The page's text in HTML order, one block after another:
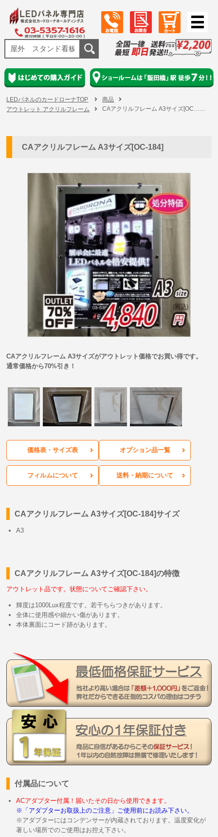
LEDパネルのカードローナTOP
商品
アウトレット アクリルフレーム
CAアクリルフレーム A3サイズ[OC……
CAアクリルフレーム A3サイズ[OC-184]
CAアクリルフレーム A3サイズがアウトレット価格でお買い得です。
通常価格から70%引き！
価格表・サイズ表 オプション品一覧
フィルムについて 送料・納期について
CAアクリルフレーム A3サイズ[OC-184]サイズ
A3
CAアクリルフレーム A3サイズ[OC-184]の特徴
アウトレット品です。状態についてご確認下さい。
輝度は1000Lux程度です。若干ちらつきがあります。
全体に使用感や細かい傷があります。
本体裏面にコード跡があります。
付属品について
ACアダプター付属！届いたその日から使用できます。
※「アダプターお取扱上のご注意」ご使用前にお読み下さい。
※アダプターにはコンデンサーが内蔵されております。温度変化が
著しい場所でのご使用はお控え下さい。